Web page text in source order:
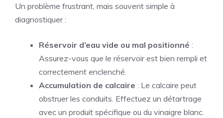
Un problème frustrant, mais souvent simple à
diagnostiquer :
Réservoir d’eau vide ou mal positionné :
Assurez-vous que le réservoir est bien rempli et
correctement enclenché.
Accumulation de calcaire : Le calcaire peut
obstruer les conduits. Effectuez un détartrage
avec un produit spécifique ou du vinaigre blanc.